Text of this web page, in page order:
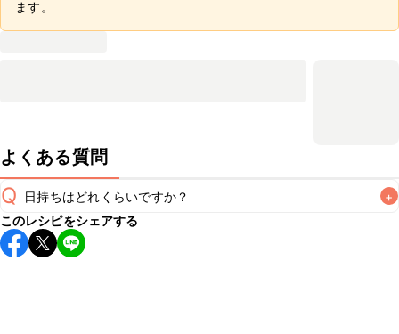
ます。
よくある質問
Q 日持ちはどれくらいですか？ +
保存期間は冷蔵で翌日中が目安です。なるべくお早めにお召
し上がりください。
このレシピをシェアする